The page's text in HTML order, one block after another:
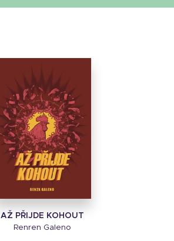
AŽ PŘIJDE KOHOUT
Renren Galeno